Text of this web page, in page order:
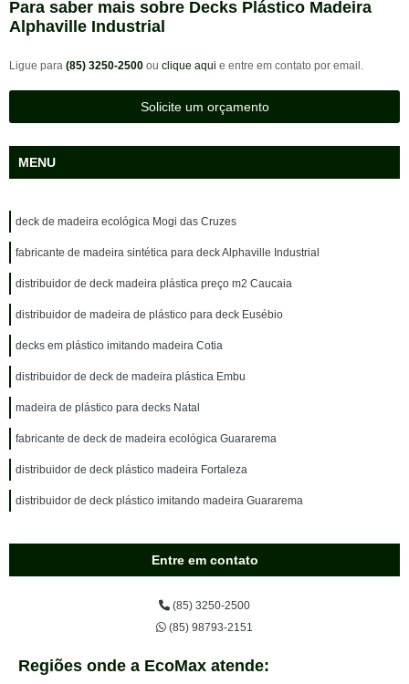
Para saber mais sobre Decks Plástico Madeira
Alphaville Industrial
Ligue para (85) 3250-2500 ou clique aqui e entre em contato por email.
Solicite um orçamento
MENU
deck de madeira ecológica Mogi das Cruzes
fabricante de madeira sintética para deck Alphaville Industrial
distribuidor de deck madeira plástica preço m2 Caucaia
distribuidor de madeira de plástico para deck Eusébio
decks em plástico imitando madeira Cotia
distribuidor de deck de madeira plástica Embu
madeira de plástico para decks Natal
fabricante de deck de madeira ecológica Guararema
distribuidor de deck plástico madeira Fortaleza
distribuidor de deck plástico imitando madeira Guararema
Entre em contato
(85) 3250-2500
(85) 98793-2151
Regiões onde a EcoMax atende: